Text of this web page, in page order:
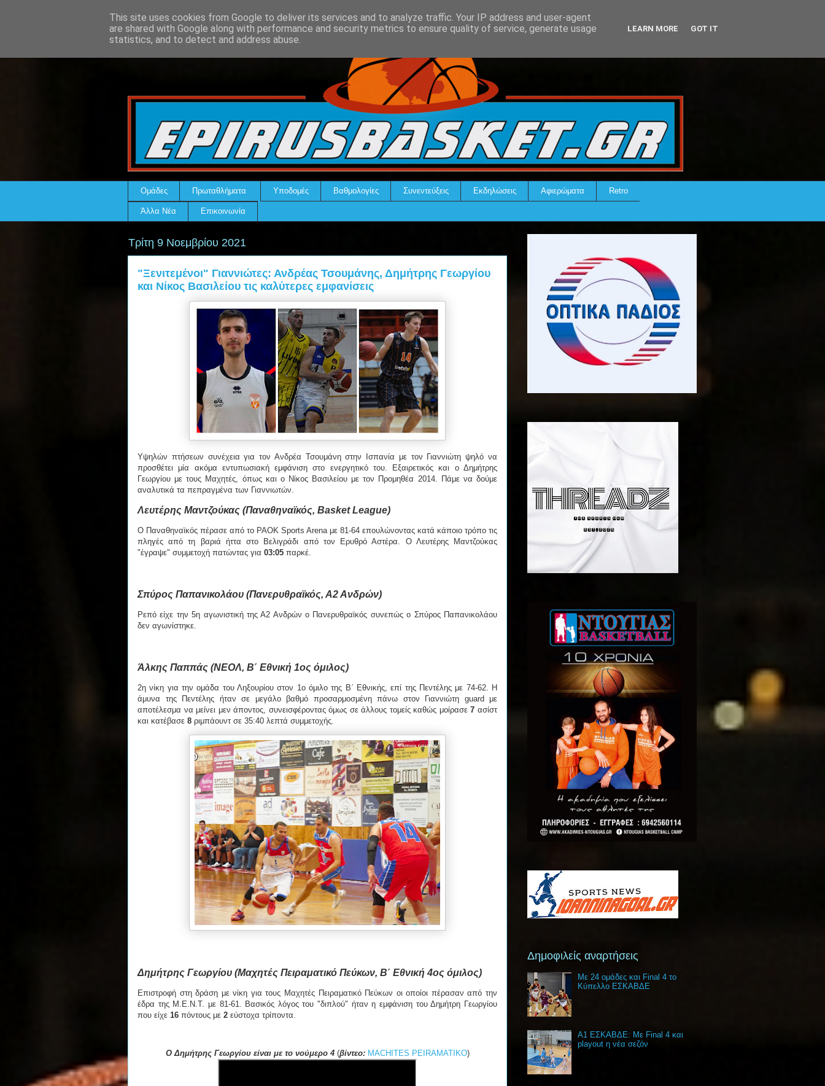
Ομάδες Πρωταθλήματα Υποδομές Βαθμολογίες Συνεντεύξεις Εκδηλώσεις Αφιερώματα Retro
Άλλα Νέα Επικοινωνία
Τρίτη 9 Νοεμβρίου 2021
"Ξενιτεμένοι" Γιαννιώτες: Ανδρέας Τσουμάνης, Δημήτρης Γεωργίου
και Νίκος Βασιλείου τις καλύτερες εμφανίσεις
Υψηλών πτήσεων συνέχεια για τον Ανδρέα Τσουμάνη στην Ισπανία με τον Γιαννιώτη ψηλό να
προσθέτει μία ακόμα εντυπωσιακή εμφάνιση στο ενεργητικό του. Εξαιρετικός και ο Δημήτρης
Γεωργίου με τους Μαχητές, όπως και ο Νίκος Βασιλείου με τον Προμηθέα 2014. Πάμε να δούμε
αναλυτικά τα πεπραγμένα των Γιαννιωτών.
Λευτέρης Μαντζούκας (Παναθηναϊκός, Basket League)
Ο Παναθηναϊκός πέρασε από το PAOK Sports Arena με 81-64 επουλώνοντας κατά κάποιο τρόπο τις
πληγές από τη βαριά ήττα στο Βελιγράδι από τον Ερυθρό Αστέρα. Ο Λευτέρης Μαντζούκας
"έγραψε" συμμετοχή πατώντας για 03:05 παρκέ.
Σπύρος Παπανικολάου (Πανερυθραϊκός, Α2 Ανδρών)
Ρεπό είχε την 5η αγωνιστική της Α2 Ανδρών ο Πανερυθραϊκός συνεπώς ο Σπύρος Παπανικολάου
δεν αγωνίστηκε.
Άλκης Παππάς (ΝΕΟΛ, Β΄ Εθνική 1ος όμιλος)
2η νίκη για την ομάδα του Ληξουρίου στον 1ο όμιλο της Β΄ Εθνικής, επί της Πεντέλης με 74-62. Η
άμυνα της Πεντέλης ήταν σε μεγάλο βαθμό προσαρμοσμένη πάνω στον Γιαννιώτη guard με
αποτέλεσμα να μείνει μεν άποντος, συνεισφέροντας όμως σε άλλους τομείς καθώς μοίρασε7 ασίστ
και κατέβασε 8 ριμπάουντ σε 35:40 λεπτά συμμετοχής.
Δημήτρης Γεωργίου (Μαχητές Πειραματικό Πεύκων, Β΄ Εθνική 4ος όμιλος)
Επιστροφή στη δράση με νίκη για τους Μαχητές Πειραματικό Πεύκων οι οποίοι πέρασαν από την
έδρα της Μ.Ε.Ν.Τ. με 81-61. Βασικός λόγος του "διπλού" ήταν η εμφάνιση του Δημήτρη Γεωργίου
που είχε 16 πόντους με 2 εύστοχα τρίποντα.
Ο Δημήτρης Γεωργίου είναι με το νούμερο 4 (βίντεο: MACHITES PEIRAMATIKO)
Δημοφιλείς αναρτήσεις
Με 24 ομάδες και Final 4 το
Κύπελλο ΕΣΚΑΒΔΕ
Α1 ΕΣΚΑΒΔΕ: Με Final 4 και
playout η νέα σεζόν
This site uses cookies from Google to deliver its services and to analyze traffic. Your IP address and user-agent
are shared with Google along with performance and security metrics to ensure quality of service, generate usage
statistics, and to detect and address abuse.
LEARN MORE GOT IT